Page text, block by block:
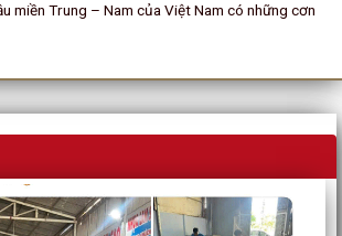
miền Trung – Nam của Việt Nam có những cơn